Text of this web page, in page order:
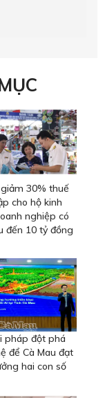
30% thuế
cho hộ kinh
nghiệp có
đến 10 tỷ đồng
pháp đột phá
để Cà Mau đạt
hai con số